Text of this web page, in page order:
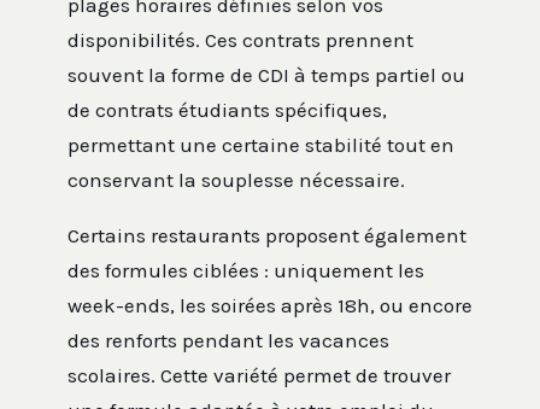
plages horaires définies selon vos
disponibilités. Ces contrats prennent
souvent la forme de CDI à temps partiel ou
de contrats étudiants spécifiques,
permettant une certaine stabilité tout en
conservant la souplesse nécessaire.
Certains restaurants proposent également
des formules ciblées : uniquement les
week-ends, les soirées après 18h, ou encore
des renforts pendant les vacances
scolaires. Cette variété permet de trouver